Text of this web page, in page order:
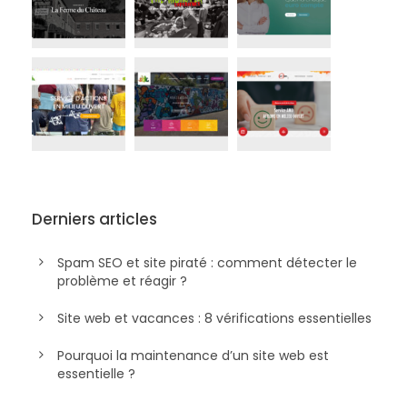
Derniers articles
Spam SEO et site piraté : comment détecter le
problème et réagir ?
Site web et vacances : 8 vérifications essentielles
Pourquoi la maintenance d’un site web est
essentielle ?